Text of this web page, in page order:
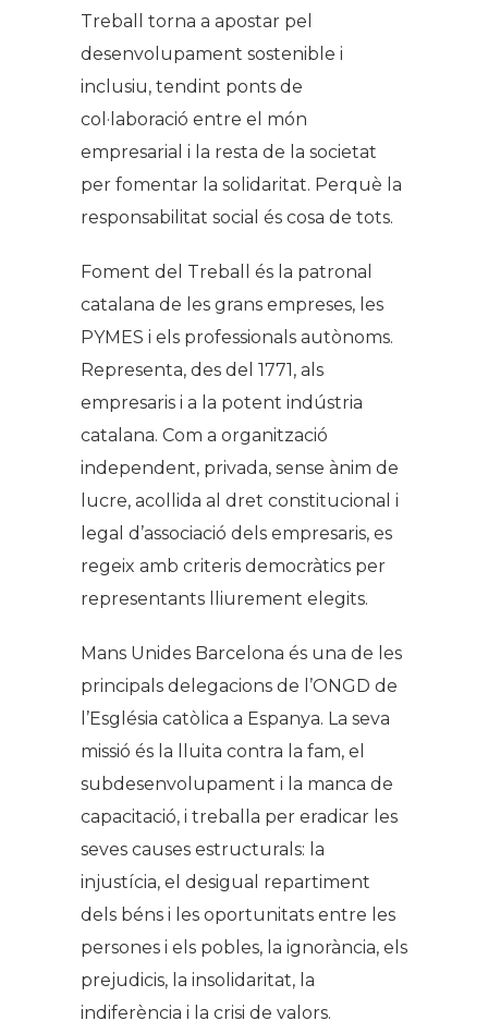
Treball torna a apostar pel
desenvolupament sostenible i
inclusiu, tendint ponts de
col·laboració entre el món
empresarial i la resta de la societat
per fomentar la solidaritat. Perquè la
responsabilitat social és cosa de tots.
Foment del Treball és la patronal
catalana de les grans empreses, les
PYMES i els professionals autònoms.
Representa, des del 1771, als
empresaris i a la potent indústria
catalana. Com a organització
independent, privada, sense ànim de
lucre, acollida al dret constitucional i
legal d’associació dels empresaris, es
regeix amb criteris democràtics per
representants lliurement elegits.
Mans Unides Barcelona és una de les
principals delegacions de l’ONGD de
l’Església catòlica a Espanya. La seva
missió és la lluita contra la fam, el
subdesenvolupament i la manca de
capacitació, i treballa per eradicar les
seves causes estructurals: la
injustícia, el desigual repartiment
dels béns i les oportunitats entre les
persones i els pobles, la ignorància, els
prejudicis, la insolidaritat, la
indiferència i la crisi de valors.